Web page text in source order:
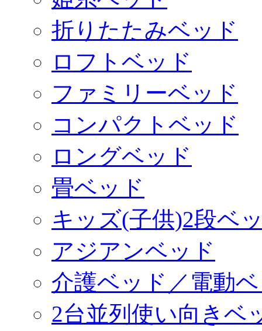
折りたたみベッド
ロフトベッド
ファミリーベッド
コンパクトベッド
ロングベッド
畳ベッド
キッズ(子供)2段ベ
アジアンベッド
介護ベッド／電動
2台並列使い向きベ